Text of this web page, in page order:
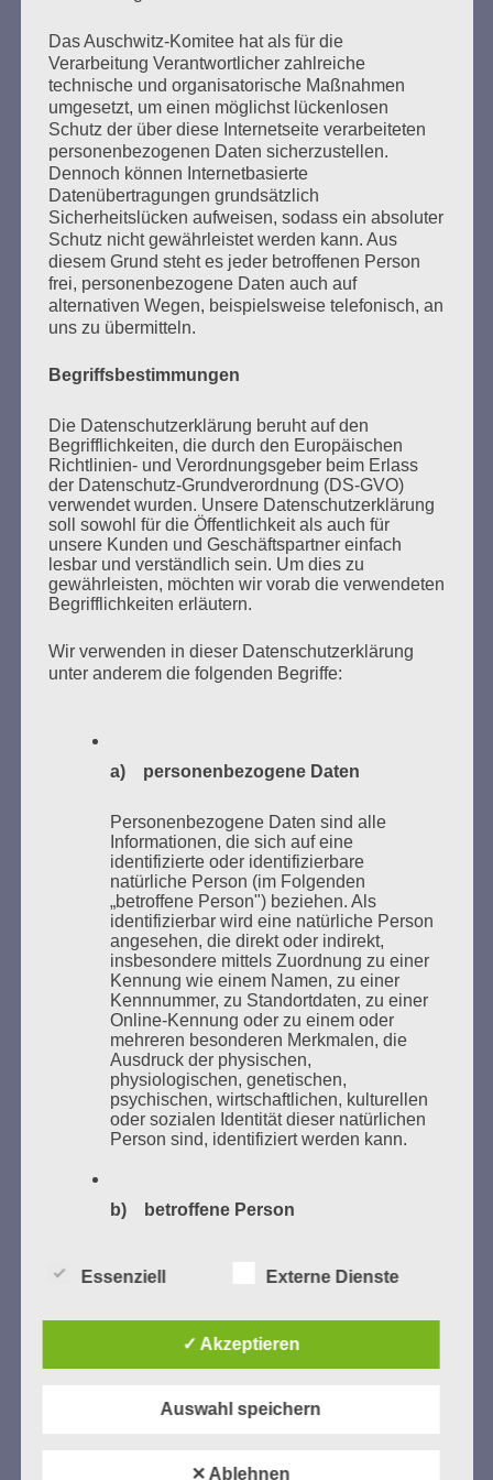
Der 8. Mai muss ein Feiertag werden. Arbeiten wir
daran!
Esther Bejarano - 3. Mai 2021
SUCHEN
NACH:
VERBRANNTEN BÜCHERN
Donnerstag, 21. Mai 2026, 11 – 18 Uhr
Zum 26. Mal gibt es eine Marathonlesung anlässlich
des Gedenkens an die Verbrennung von Büchern am
Kaifu-Ufer – genau an dem Ort, wo im Mai 1933 NS-
Studentenorganisationen und Burschenschaftler
Bücher verbrannten.
Weitere Informationen:lesezeichen-setzen.de
GEDENKEN UND ERINNERN BEGINNT IN
UNSERER NACHBARSCHAFT
Das Auschwitz-Komitee hat als für die
Verarbeitung Verantwortlicher zahlreiche
technische und organisatorische Maßnahmen
umgesetzt, um einen möglichst lückenlosen
Schutz der über diese Internetseite verarbeiteten
personenbezogenen Daten sicherzustellen.
Dennoch können Internetbasierte
Datenübertragungen grundsätzlich
Sicherheitslücken aufweisen, sodass ein absoluter
Schutz nicht gewährleistet werden kann. Aus
diesem Grund steht es jeder betroffenen Person
frei, personenbezogene Daten auch auf
alternativen Wegen, beispielsweise telefonisch, an
uns zu übermitteln.
Begriffsbestimmungen
Die Datenschutzerklärung beruht auf den
Begrifflichkeiten, die durch den Europäischen
Richtlinien- und Verordnungsgeber beim Erlass
der Datenschutz-Grundverordnung (DS-GVO)
verwendet wurden. Unsere Datenschutzerklärung
soll sowohl für die Öffentlichkeit als auch für
unsere Kunden und Geschäftspartner einfach
lesbar und verständlich sein. Um dies zu
gewährleisten, möchten wir vorab die verwendeten
Begrifflichkeiten erläutern.
Wir verwenden in dieser Datenschutzerklärung
unter anderem die folgenden Begriffe:
a) personenbezogene Daten
Personenbezogene Daten sind alle
Informationen, die sich auf eine
identifizierte oder identifizierbare
natürliche Person (im Folgenden
„betroffene Person") beziehen. Als
identifizierbar wird eine natürliche Person
angesehen, die direkt oder indirekt,
insbesondere mittels Zuordnung zu einer
Kennung wie einem Namen, zu einer
Kennnummer, zu Standortdaten, zu einer
Online-Kennung oder zu einem oder
mehreren besonderen Merkmalen, die
Ausdruck der physischen,
physiologischen, genetischen,
psychischen, wirtschaftlichen, kulturellen
oder sozialen Identität dieser natürlichen
Person sind, identifiziert werden kann.
b) betroffene Person
oder identifizierbare natürliche Person,
für die Verarbeitung Verantwortlichen
verarbeitet werden.
c) Verarbeitung
Essenziell Externe Dienste
✓ Akzeptieren
Auswahl speichern
✕ Ablehnen